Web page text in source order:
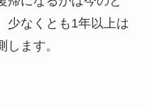
少なくとも1年以上は
ます。